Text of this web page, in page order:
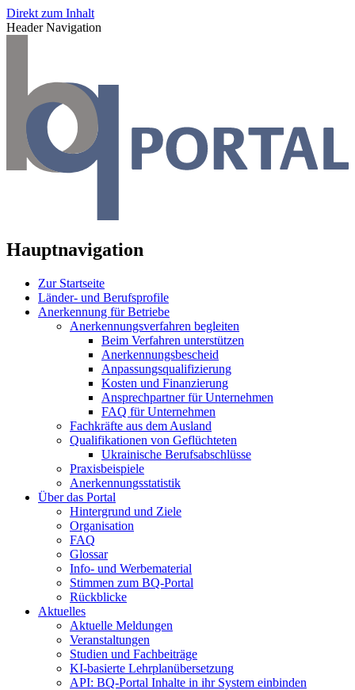
Direkt zum Inhalt
Header Navigation
Hauptnavigation
Zur Startseite
Länder- und Berufsprofile
Anerkennung für Betriebe
Anerkennungsverfahren begleiten
Beim Verfahren unterstützen
Anerkennungsbescheid
Anpassungsqualifizierung
Kosten und Finanzierung
Ansprechpartner für Unternehmen
FAQ für Unternehmen
Fachkräfte aus dem Ausland
Qualifikationen von Geflüchteten
Ukrainische Berufsabschlüsse
Praxisbeispiele
Anerkennungsstatistik
Über das Portal
Hintergrund und Ziele
Organisation
FAQ
Glossar
Info- und Werbematerial
Stimmen zum BQ-Portal
Rückblicke
Aktuelles
Aktuelle Meldungen
Veranstaltungen
Studien und Fachbeiträge
KI-basierte Lehrplanübersetzung
API: BQ-Portal Inhalte in ihr System einbinden